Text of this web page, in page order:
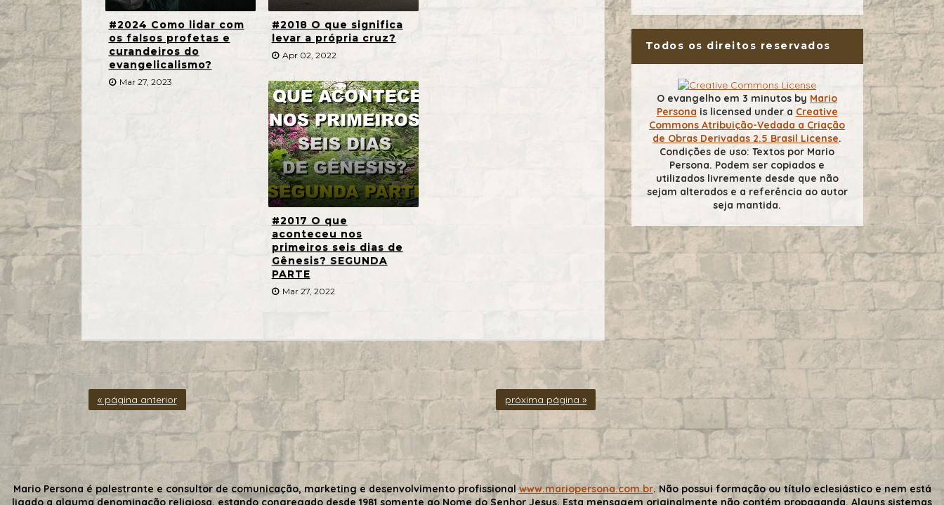
#2024 Como lidar com
os falsos profetas e
curandeiros do
evangelicalismo?
Mar 27, 2023
#2018 O que significa
levar a própria cruz?
Apr 02, 2022
#2017 O que
aconteceu nos
primeiros seis dias de
Gênesis? SEGUNDA
PARTE
Mar 27, 2022
« página anterior próxima página »
Todos os direitos reservados
O evangelho em 3 minutos by Mario
Persona is licensed under a Creative
Commons Atribuição-Vedada a Criação
de Obras Derivadas 2.5 Brasil License.
Condições de uso: Textos por Mario
Persona. Podem ser copiados e
utilizados livremente desde que não
sejam alterados e a referência ao autor
seja mantida.
Mario Persona é palestrante e consultor de comunicação, marketing e desenvolvimento profissionalwww.mariopersona.com.br. Não possui formação ou título eclesiástico e nem está
ligado a alguma denominação religiosa, estando congregado desde 1981 somente ao Nome do Senhor Jesus. Esta mensagem originalmente não contém propaganda. Alguns sistemas